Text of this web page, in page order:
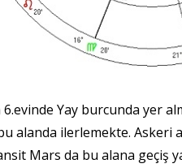
Yay burcunda yer
alanda ilerlemekte. Askeri
Mars da bu alana geçiş